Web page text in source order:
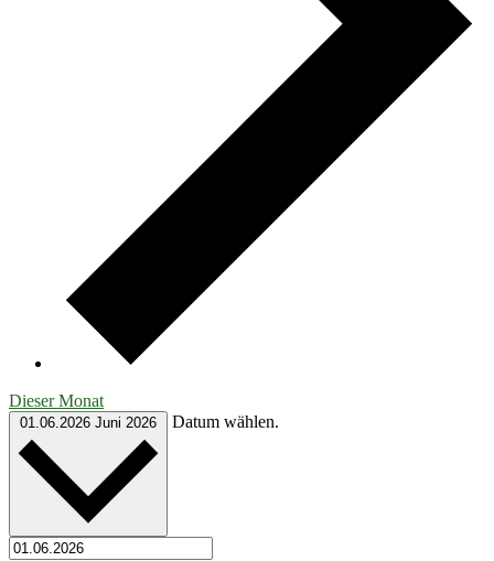
Dieser Monat
01.06.2026 Juni 2026 Datum wählen.